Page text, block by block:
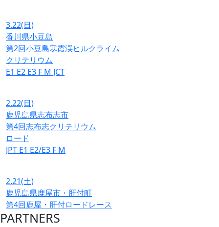
3.22(日)
香川県小豆島
第2回小豆島寒霞渓ヒルクライム
クリテリウム
E1 E2 E3 F M JCT
2.22(日)
鹿児島県志布志市
第4回志布志クリテリウム
ロード
JPT E1 E2/E3 F M
2.21(土)
鹿児島県鹿屋市・肝付町
第4回鹿屋・肝付ロードレース
PARTNERS